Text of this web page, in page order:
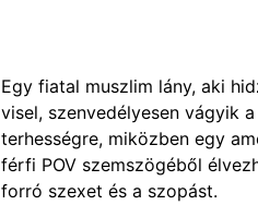
Egy fiatal muszlim lány, aki
visel, szenvedélyesen vágyik a
terhességre, miközben egy
férfi POV szemszögéből
forró szexet és a szopást.